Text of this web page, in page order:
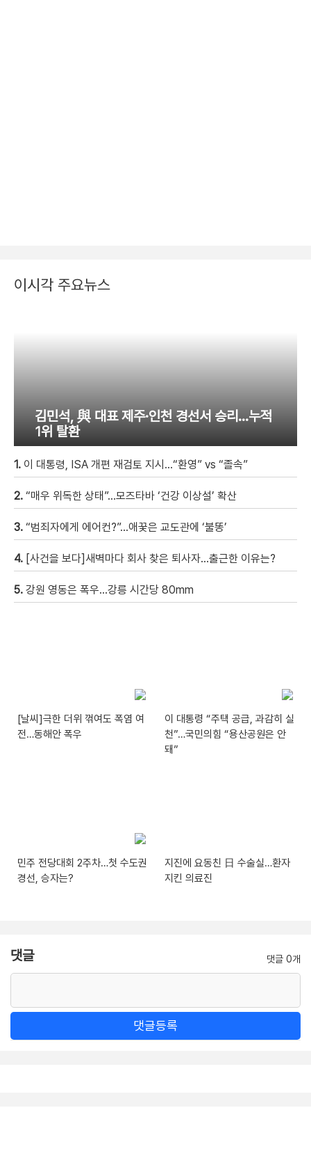
이시각 주요뉴스
김민석, 與 대표 제주·인천 경선서 승리…누적
1위 탈환
1. 이 대통령, ISA 개편 재검토 지시…“환영” vs “졸속”
2. “매우 위독한 상태”…모즈타바 ‘건강 이상설’ 확산
3. “범죄자에게 에어컨?”…애꿎은 교도관에 ‘불똥’
4. [사건을 보다]새벽마다 회사 찾은 퇴사자…출근한 이유는?
5. 강원 영동은 폭우…강릉 시간당 80mm
[날씨]극한 더위 꺾여도 폭염 여
전…동해안 폭우
이 대통령 “주택 공급, 과감히 실
천”…국민의힘 “용산공원은 안
돼”
민주 전당대회 2주차…첫 수도권
경선, 승자는?
지진에 요동친 日 수술실…환자
지킨 의료진
댓글 댓글 0개
댓글등록